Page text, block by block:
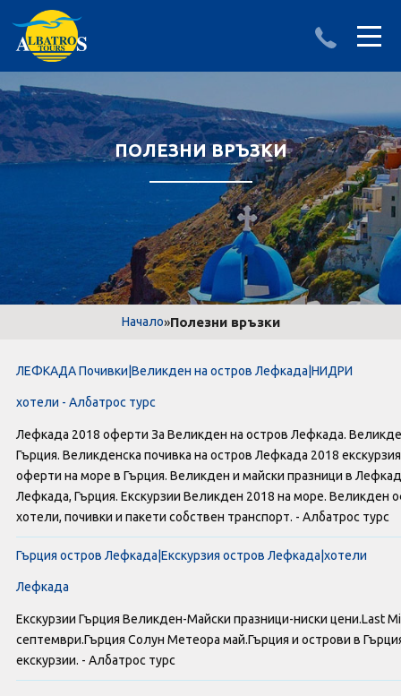
ДЕСТИНАЦИИ
АЛБАНИЯ
ТУРЦИЯ
LAST MINUTE оферти
Оферти За Нова Година
Септемврийски Празници
Автобусни Екскурзии
Албатрос Турс
Документи
Лични данни
Общи условия
ИЗПРАТИ ЗАПИТВАНЕ
ПОЛЕЗНИ ВРЪЗКИ
Начало»Полезни връзки
ЛЕФКАДА Почивки|Великден на остров Лефкада|НИДРИ
хотели - Албатрос турс
Лефкада 2018 оферти За Великден на остров Лефкада.
Гърция. Великденска почивка на остров Лефкада 2018
оферти на море в Гърция. Великден и майски празници в
Лефкада, Гърция. Екскурзии Великден 2018 на море. Великден
хотели, почивки и пакети собствен транспорт. - Албатрос турс
Гърция остров Лефкада|Eкскурзия остров Лефкада|хотели
Лефкада
Екскурзии Гърция Великден-Майски празници-ниски цени.Last
септември.Гърция Солун Метеора май.Гърция и острови в
екскурзии. - Албатрос турс